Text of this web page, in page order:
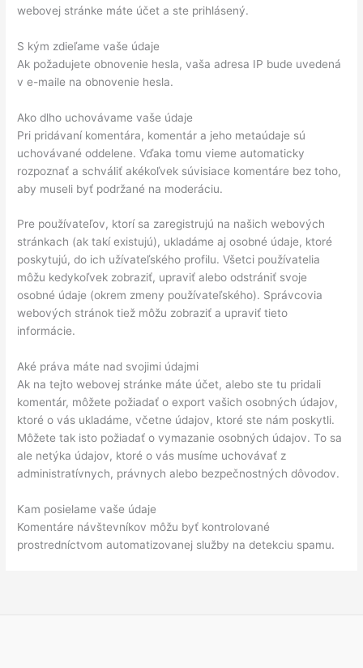
webovej stránke máte účet a ste prihlásený.
S kým zdieľame vaše údaje
Ak požadujete obnovenie hesla, vaša adresa IP bude uvedená
v e-maile na obnovenie hesla.
Ako dlho uchovávame vaše údaje
Pri pridávaní komentára, komentár a jeho metaúdaje sú
uchovávané oddelene. Vďaka tomu vieme automaticky
rozpoznať a schváliť akékoľvek súvisiace komentáre bez toho,
aby museli byť podržané na moderáciu.
Pre používateľov, ktorí sa zaregistrujú na našich webových
stránkach (ak takí existujú), ukladáme aj osobné údaje, ktoré
poskytujú, do ich užívateľského profilu. Všetci používatelia
môžu kedykoľvek zobraziť, upraviť alebo odstrániť svoje
osobné údaje (okrem zmeny používateľského). Správcovia
webových stránok tiež môžu zobraziť a upraviť tieto
informácie.
Aké práva máte nad svojimi údajmi
Ak na tejto webovej stránke máte účet, alebo ste tu pridali
komentár, môžete požiadať o export vašich osobných údajov,
ktoré o vás ukladáme, včetne údajov, ktoré ste nám poskytli.
Môžete tak isto požiadať o vymazanie osobných údajov. To sa
ale netýka údajov, ktoré o vás musíme uchovávať z
administratívnych, právnych alebo bezpečnostných dôvodov.
Kam posielame vaše údaje
Komentáre návštevníkov môžu byť kontrolované
prostredníctvom automatizovanej služby na detekciu spamu.